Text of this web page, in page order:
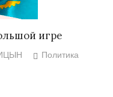
игре
Политика